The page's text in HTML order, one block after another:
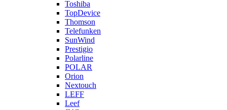
Toshiba
TopDevice
Thomson
Telefunken
SunWind
Prestigio
Polarline
POLAR
Orion
Nextouch
LEFF
Leef